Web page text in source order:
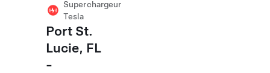
Superchargeur
Tesla
Port St.
Lucie, FL
-